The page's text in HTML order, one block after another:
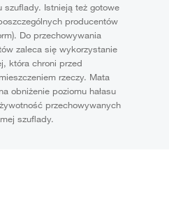
szuflady. Istnieją też gotowe
producentów
Do przechowywania
zaleca się wykorzystanie
która chroni przed
rzeczy. Mata
obniżenie poziomu hałasu
przechowywanych
szuflady.